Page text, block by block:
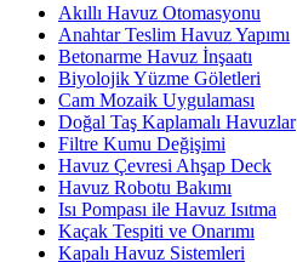
Akıllı Havuz Otomasyonu
Anahtar Teslim Havuz Yapımı
Betonarme Havuz İnşaatı
Biyolojik Yüzme Göletleri
Cam Mozaik Uygulaması
Doğal Taş Kaplamalı Havuzlar
Filtre Kumu Değişimi
Havuz Çevresi Ahşap Deck
Havuz Robotu Bakımı
Isı Pompası ile Havuz Isıtma
Kaçak Tespiti ve Onarımı
Kapalı Havuz Sistemleri